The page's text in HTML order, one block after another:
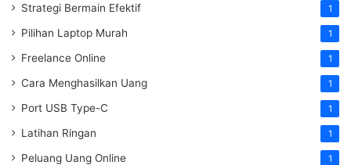
Strategi Bermain Efektif 1
Pilihan Laptop Murah 1
Freelance Online 1
Cara Menghasilkan Uang 1
Port USB Type-C 1
Latihan Ringan 1
Peluang Uang Online 1